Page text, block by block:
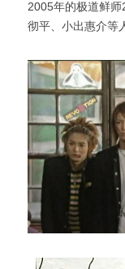
2005年的极道鲜
彻平、小出惠介等